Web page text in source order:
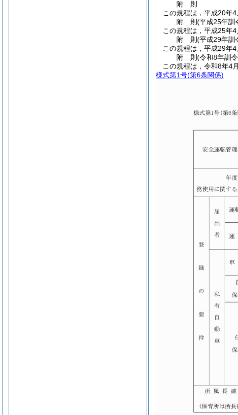
附 則
この規程は，平成20年4
附 則(平成25年訓
この規程は，平成25年4
附 則(平成29年訓
この規程は，平成29年4
附 則(令和8年訓
この規程は，令和8年4
様式第1号(第6条関係)